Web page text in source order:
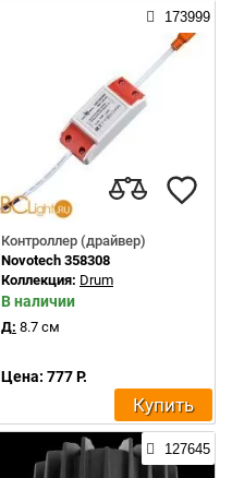
173999
Контроллер (драйвер)
Novotech 358308
Коллекция: Drum
В наличии
Д: 8.7 см
Цена: 777 Р.
Купить
127645